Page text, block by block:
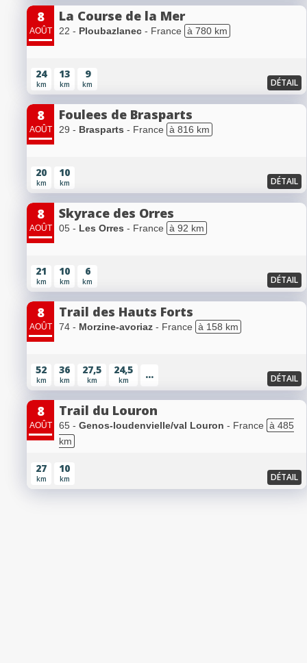
8
AOÛT
La Course de la Mer
22 - Ploubazlanec - France à 780 km
24
km
13
km
9
km DÉTAIL
8
AOÛT
Foulees de Brasparts
29 - Brasparts - France à 816 km
20
km
10
km DÉTAIL
8
AOÛT
Skyrace des Orres
05 - Les Orres - France à 92 km
21
km
10
km
6
km DÉTAIL
8
AOÛT
Trail des Hauts Forts
74 - Morzine-avoriaz - France à 158 km
52
km
36
km
27,5
km
24,5
km ... DÉTAIL
8
AOÛT
Trail du Louron
65 - Genos-loudenvielle/val Louron - France à 485
km
27
km
10
km DÉTAIL